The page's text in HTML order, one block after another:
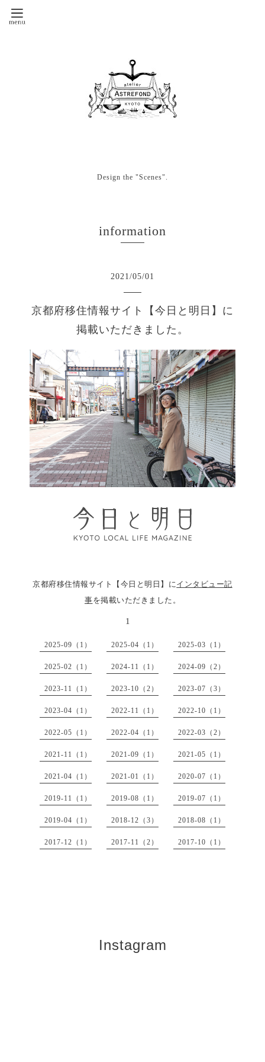
Design the "Scenes".
information
2021/05/01
京都府移住情報サイト【今日と明日】に
掲載いただきました。
京都府移住情報サイト【今日と明日】にインタビュー記
事を掲載いただきました。
1
2025-09（1） 2025-04（1） 2025-03（1）
2025-02（1） 2024-11（1） 2024-09（2）
2023-11（1） 2023-10（2） 2023-07（3）
2023-04（1） 2022-11（1） 2022-10（1）
2022-05（1） 2022-04（1） 2022-03（2）
2021-11（1） 2021-09（1） 2021-05（1）
2021-04（1） 2021-01（1） 2020-07（1）
2019-11（1） 2019-08（1） 2019-07（1）
2019-04（1） 2018-12（3） 2018-08（1）
2017-12（1） 2017-11（2） 2017-10（1）
Instagram